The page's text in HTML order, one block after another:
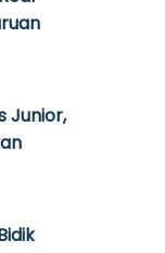
Junior,